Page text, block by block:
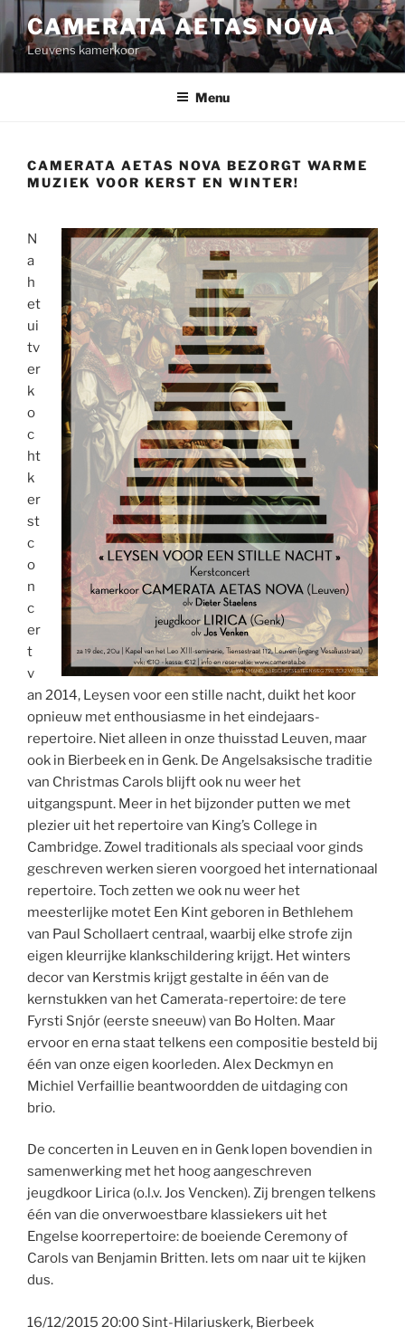
Spring
naar
de
inhoud
CAMERATA AETAS NOVA
Leuvens kamerkoor
Menu
CAMERATA AETAS NOVA BEZORGT WARME
MUZIEK VOOR KERST EN WINTER!
N
a
h
et
ui
tv
er
k
o
c
ht
k
er
st
c
o
n
c
er
t
v
an 2014, Leysen voor een stille nacht, duikt het koor
opnieuw met enthousiasme in het eindejaars-
repertoire. Niet alleen in onze thuisstad Leuven, maar
ook in Bierbeek en in Genk. De Angelsaksische traditie
van Christmas Carols blijft ook nu weer het
uitgangspunt. Meer in het bijzonder putten we met
plezier uit het repertoire van King’s College in
Cambridge. Zowel traditionals als speciaal voor ginds
geschreven werken sieren voorgoed het internationaal
repertoire. Toch zetten we ook nu weer het
meesterlijke motet Een Kint geboren in Bethlehem
van Paul Schollaert centraal, waarbij elke strofe zijn
eigen kleurrijke klankschildering krijgt. Het winters
decor van Kerstmis krijgt gestalte in één van de
kernstukken van het Camerata-repertoire: de tere
Fyrsti Snjór (eerste sneeuw) van Bo Holten. Maar
ervoor en erna staat telkens een compositie besteld bij
één van onze eigen koorleden. Alex Deckmyn en
Michiel Verfaillie beantwoordden de uitdaging con
brio.
De concerten in Leuven en in Genk lopen bovendien in
samenwerking met het hoog aangeschreven
jeugdkoor Lirica (o.l.v. Jos Vencken). Zij brengen telkens
één van die onverwoestbare klassiekers uit het
Engelse koorrepertoire: de boeiende Ceremony of
Carols van Benjamin Britten. Iets om naar uit te kijken
dus.
16/12/2015 20:00 Sint-Hilariuskerk, Bierbeek